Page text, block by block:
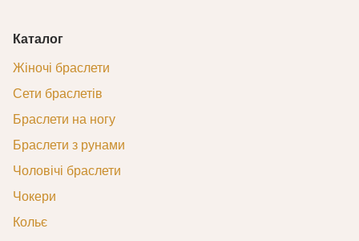
Каталог
Жіночі браслети
Сети браслетів
Браслети на ногу
Браслети з рунами
Чоловічі браслети
Чокери
Кольє